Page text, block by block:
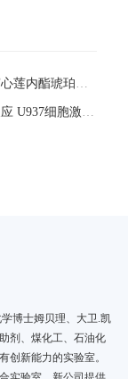
珀酸半酯的测定
胞激活试验方法
博士姆贝理、大卫.凯
剂、煤化工、石油化
创新能力的实验室。